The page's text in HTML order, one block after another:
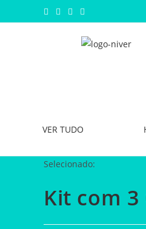
VER TUDO
Selecionado:
Kit com